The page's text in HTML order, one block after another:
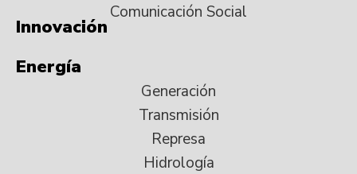
Comunicación Social
Innovación
Energía
Generación
Transmisión
Represa
Hidrología